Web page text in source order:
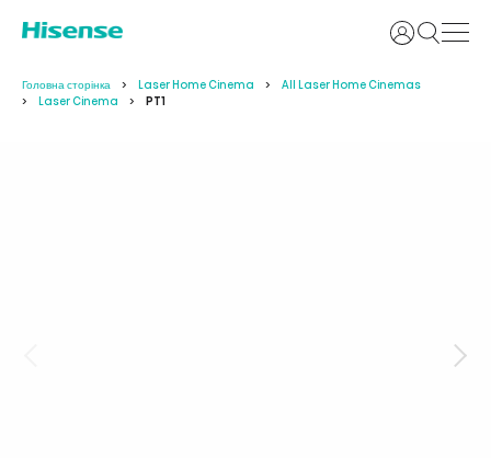
Увійти
Головна сторінка Laser Home Cinema
All Laser Home Cinemas
Laser Cinema
PT1